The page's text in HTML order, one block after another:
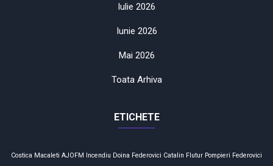
Iulie 2026
Iunie 2026
Mai 2026
Toata Arhiva
ETICHETE
Costica Macaleti AJOFM Incendiu Doina Federovici Catalin Flutur Pompieri Federovici